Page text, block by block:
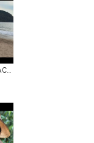
ELEFANTE MARINO ''VACACIONA'' EN PLAYAS DE NAYARIT; LO LLAMAN ''PANCHITO'' | VIDEO